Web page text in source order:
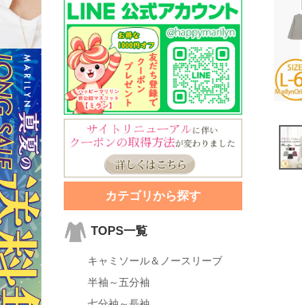
カテゴリから探す
TOPS一覧
キャミソール＆ノースリーブ
半袖～五分袖